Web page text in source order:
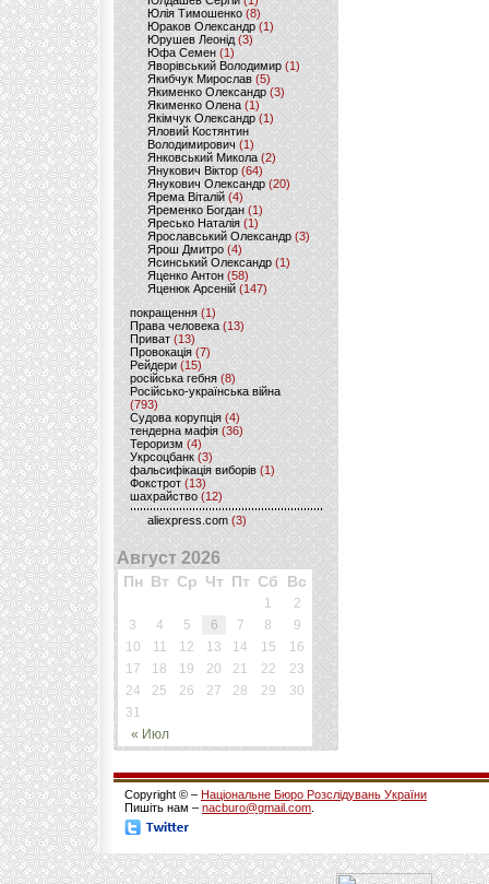
Юлія Тимошенко (8)
Юраков Олександр (1)
Юрушев Леонід (3)
Юфа Семен (1)
Яворівський Володимир (1)
Якибчук Мирослав (5)
Якименко Олександр (3)
Якименко Олена(1)
Якімчук Олександр (1)
Яловий Костянтин
Володимирович (1)
Янковський Микола(2)
Янукович Віктор (64)
Янукович Олександр(20)
Ярема Віталій(4)
Яременко Богдан(1)
Яресько Наталія(1)
Ярославський Олександр (3)
Ярош Дмитро (4)
Ясинський Олександр (1)
Яценко Антон(58)
Яценюк Арсеній (147)
покращення (1)
Права человека(13)
Приват (13)
Провокація (7)
Рейдери (15)
російська гебня (8)
Російсько-українська війна
(793)
Судова корупція (4)
тендерна мафія (36)
Тероризм (4)
Укрсоцбанк (3)
фальсифікація виборів (1)
Фокстрот(13)
шахрайство (12)
aliexpress.com (3)
Август 2026
Пн Вт Ср Чт Пт Сб Вс
« Июл
1
2
3
4 5 6 7 8
9
10
11 12 13 14 15
16
17
18 19 20 21 22
23
24
25 26 27 28 29
30
31
Copyright © – Національне Бюро Розслідувань України
Пишіть нам – nacburo@gmail.com